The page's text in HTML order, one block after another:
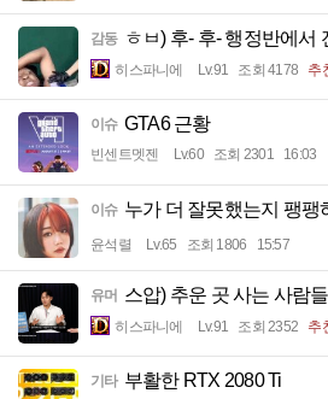
감동 ㅎㅂ) 후- 후- 행정반에서
히스파니에 Lv.91 조회 4178 추
이슈 GTA6 근황
빈센트멧젠 Lv.60 조회 2301 16:03
이슈 누가 더 잘못했는지 팽팽
윤석렬 Lv.65 조회 1806 15:57
유머 스압) 추운 곳 사는 사람
히스파니에 Lv.91 조회 2352 추
기타 부활한 RTX 2080 Ti